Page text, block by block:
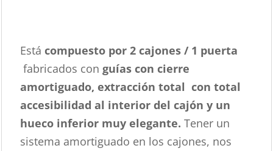
Está compuesto por 2 cajones / 1 puerta
fabricados con guías con cierre
amortiguado, extracción total con total
accesibilidad al interior del cajón y un
hueco inferior muy elegante.Tener un
sistema amortiguado en los cajones, nos